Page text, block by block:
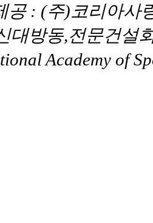
공 : (주)코리아
대방동,전문건설
Academy of